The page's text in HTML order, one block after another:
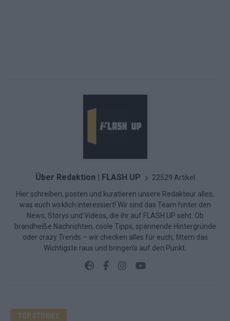
Über Redaktion | FLASH UP 22529 Artikel
Hier schreiben, posten und kuratieren unsere Redakteur alles,
was euch wirklich interessiert! Wir sind das Team hinter den
News, Storys und Videos, die ihr auf FLASH UP seht. Ob
brandheiße Nachrichten, coole Tipps, spannende Hintergründe
oder crazy Trends – wir checken alles für euch, filtern das
Wichtigste raus und bringen’s auf den Punkt.
TOP STORIES